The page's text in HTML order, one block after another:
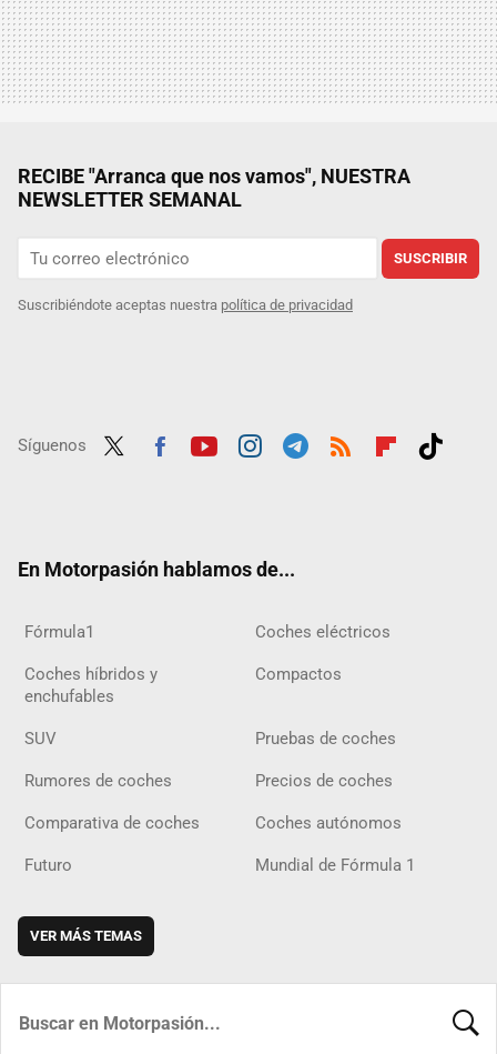
RECIBE "Arranca que nos vamos", NUESTRA
NEWSLETTER SEMANAL
SUSCRIBIR
Suscribiéndote aceptas nuestra política de privacidad
Síguenos
En Motorpasión hablamos de...
Fórmula1 Coches eléctricos
Coches híbridos y
enchufables
Compactos
SUV Pruebas de coches
Rumores de coches Precios de coches
Comparativa de coches Coches autónomos
Futuro Mundial de Fórmula 1
VER MÁS TEMAS